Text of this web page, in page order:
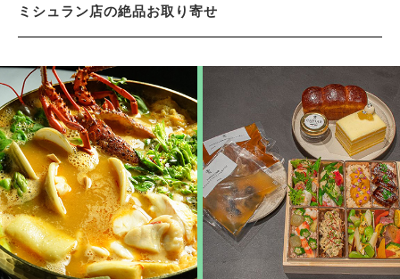
ミシュラン店の絶品お取り寄せ
MAGAZINE
サイトマップ